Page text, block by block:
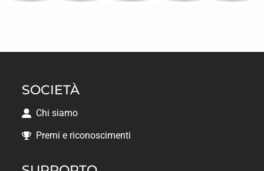
SOCIETÀ
Chi siamo
Premi e riconoscimenti